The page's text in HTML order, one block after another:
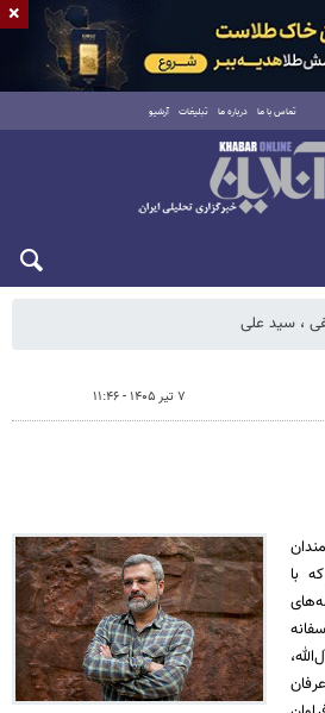
تماس با ما درباره ما تبلیغات آرشیو
، سید علی
۷ تیر ۱۴۰۵ - ۱۱:۴۶
با
×